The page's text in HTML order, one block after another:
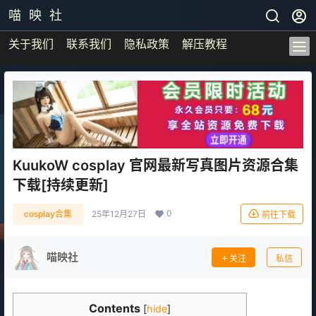
喵 映 社
关于我们 联系我们 隐私政策 解压教程
KuukoW cosplay 官网最新写真图片资源合集
下载[持续更新]
cosplay合集 25年12月27日 0 前往下载
喵映社 关注 私信
Contents [hide]